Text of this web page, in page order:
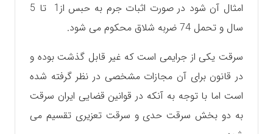
امثال آن شود در صورت اثبات جرم به حبس از1 تا 5
سال و تحمل 74 ضربه شلاق محکوم می شود.
سرقت یکی از جرایمی است که غیر قابل گذشت بوده و
در قانون برای آن مجازات مشخصی در نظر گرفته شده
است اما با توجه به آنکه در قوانین قضایی ایران سرقت
به دو بخش سرقت حدی و سرقت تعزیری تقسیم می